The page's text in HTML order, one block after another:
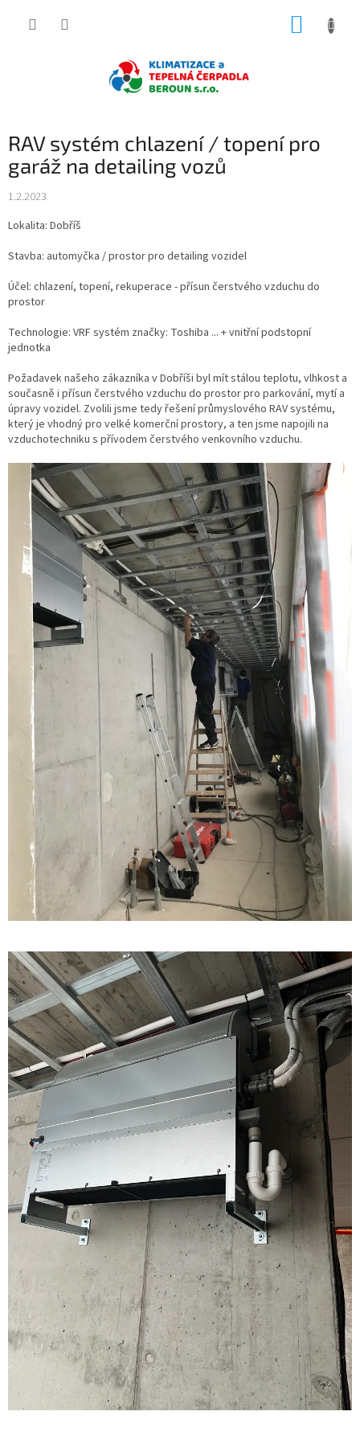
RAV systém chlazení / topení pro
garáž na detailing vozů
1.2.2023
Lokalita: Dobříš
Stavba: automyčka / prostor pro detailing vozidel
Účel: chlazení, topení, rekuperace - přísun čerstvého vzduchu do
prostor
Technologie: VRF systém značky: Toshiba ... + vnitřní podstopní
jednotka
Požadavek našeho zákazníka v Dobříši byl mít stálou teplotu, vlhkost a
současně i přísun čerstvého vzduchu do prostor pro parkování, mytí a
úpravy vozidel. Zvolili jsme tedy řešení průmyslového RAV systému,
který je vhodný pro velké komerční prostory, a ten jsme napojili na
vzduchotechniku s přívodem čerstvého venkovního vzduchu.